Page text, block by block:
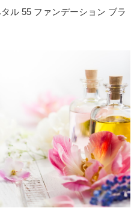
ル 55 ファンデーション ブラ